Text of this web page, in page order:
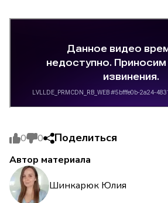
0 0 Поделиться
Автор материала
Шинкарюк Юлия